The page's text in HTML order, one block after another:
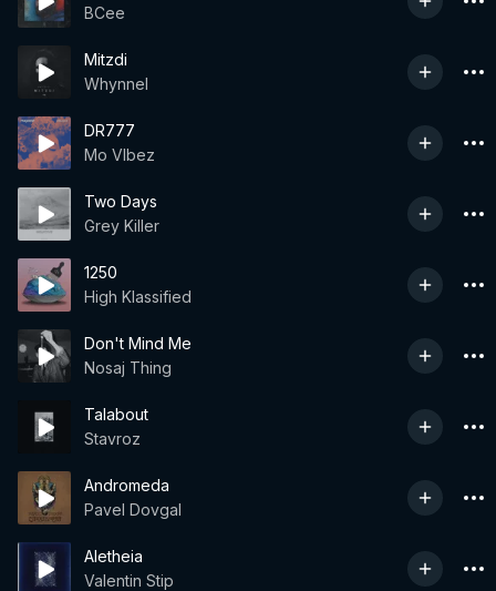
BCee
Mitzdi
Whynnel
DR777
Mo VIbez
Two Days
Grey Killer
1250
High Klassified
Don't Mind Me
Nosaj Thing
Talabout
Stavroz
Andromeda
Pavel Dovgal
Aletheia
Valentin Stip